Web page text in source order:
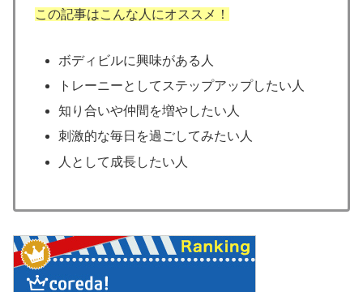
この記事はこんな人にオススメ！
ボディビルに興味がある人
トレーニーとしてステップアップしたい人
知り合いや仲間を増やしたい人
刺激的な毎日を過ごしてみたい人
人として成長したい人